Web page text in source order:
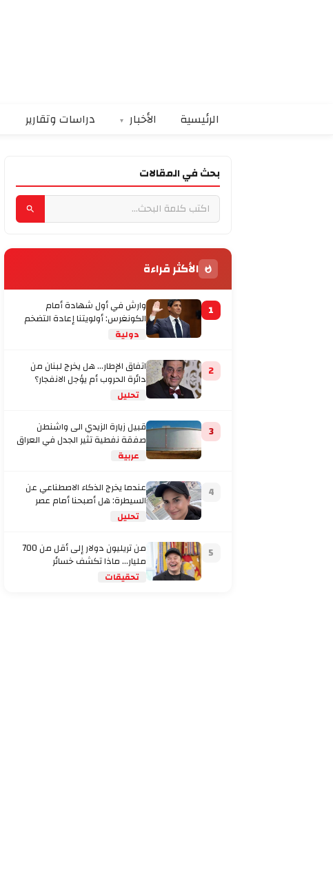
الرئيسية الأخبار دراسات وتقارير
بحث في المقالات
الأكثر قراءة
1 وارش في أول شهادة أمام
الكونغرس: أولويتنا إعادة التضخم
إلى المستهدف
دولية
2 اتفاق الإطار... هل يخرج لبنان من
دائرة الحروب أم يؤجل الانفجار؟
تحليل
3 قبيل زيارة الزيدي الى واشنطن
صفقة نفطية تثير الجدل في العراق
عربية
4 عندما يخرج الذكاء الاصطناعي عن
السيطرة: هل أصبحنا أمام عصر
تحليل
5 من تريليون دولار إلى أقل من 700
مليار… ماذا تكشف خسائر
تحقيقات